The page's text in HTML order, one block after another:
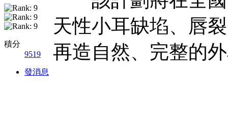
積分
9519
發消息
天性小耳缺埳、唇
再造自然、完整的